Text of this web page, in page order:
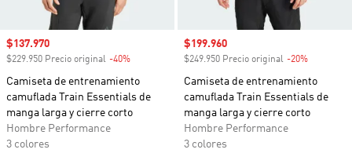
Precio de venta
$137.970
$229.950 Precio original -40%
Camiseta de entrenamiento
camuflada Train Essentials de
manga larga y cierre corto
Hombre Performance
3 colores
Precio de venta
$199.960
$249.950 Precio original -20%
Camiseta de entrenamiento
camuflada Train Essentials de
manga larga y cierre corto
Hombre Performance
3 colores